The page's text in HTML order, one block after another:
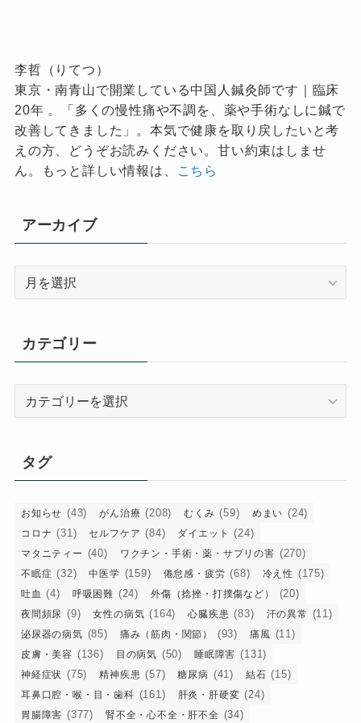
李哲（りてつ）
東京・南青山で開業している中国人鍼灸師です｜臨床
20年 。「多くの慢性痛や不調を、薬や手術なしに鍼で
改善してきました」。本気で健康を取り戻したいと考
えの方、どうぞお読みください。甘い約束はしませ
ん。もっと詳しい情報は、
こちら
アーカイブ
ブ
カテゴリー
ー
タグ
お知らせ (43) がん治療 (208) むくみ (59) めまい (24)
コロナ (31) セルフケア (84) ダイエット (24)
マタニティー (40) ワクチン・手術・薬・サプリの害 (270)
不眠症 (32) 中医学 (159) 倦怠感・疲労 (68) 冷え性 (175)
吐血 (4) 呼吸困難 (24) 外傷（捻挫・打撲傷など） (20)
夜間頻尿 (9) 女性の病気 (164) 心臓疾患 (83) 汗の異常 (11)
泌尿器の病気 (85) 痛み（筋肉・関節） (93) 痛風 (11)
皮膚・美容 (136) 目の病気 (50) 睡眠障害 (131)
神経症状 (75) 精神疾患 (57) 糖尿病 (41) 結石 (15)
耳鼻口腔・喉・目・歯科 (161) 肝炎・肝硬変 (24)
胃腸障害 (377) 腎不全・心不全・肝不全 (34)